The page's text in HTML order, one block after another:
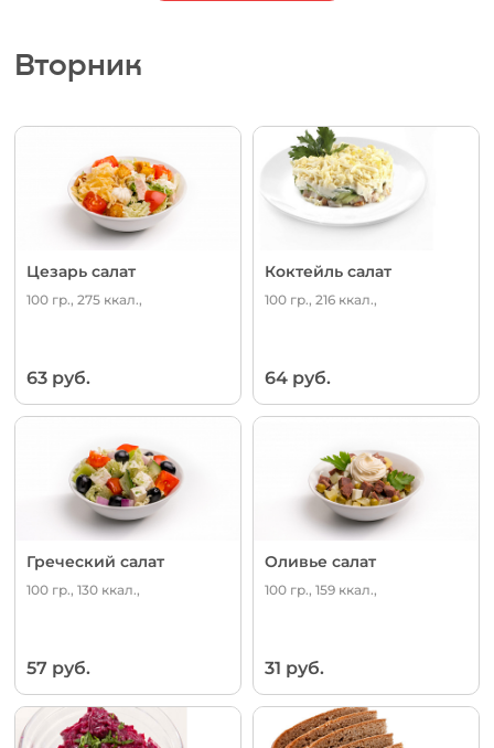
Вторник
Цезарь салат
100 гр., 275 ккал.,
63 руб.
Коктейль салат
100 гр., 216 ккал.,
64 руб.
Греческий салат
100 гр., 130 ккал.,
57 руб.
Оливье салат
100 гр., 159 ккал.,
31 руб.